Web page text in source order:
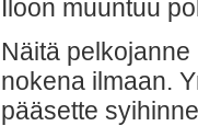
Iloon muuntuu
Näitä
nokena ilmaan.
pääsette